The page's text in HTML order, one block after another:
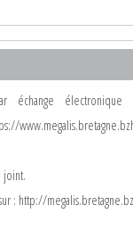
échange
joint.
: http://